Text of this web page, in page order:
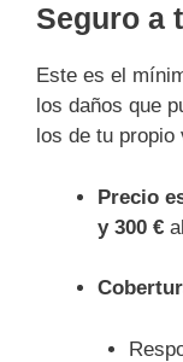
Seguro a
Este es el
los daños que
los de tu propio
Precio
y 300 €